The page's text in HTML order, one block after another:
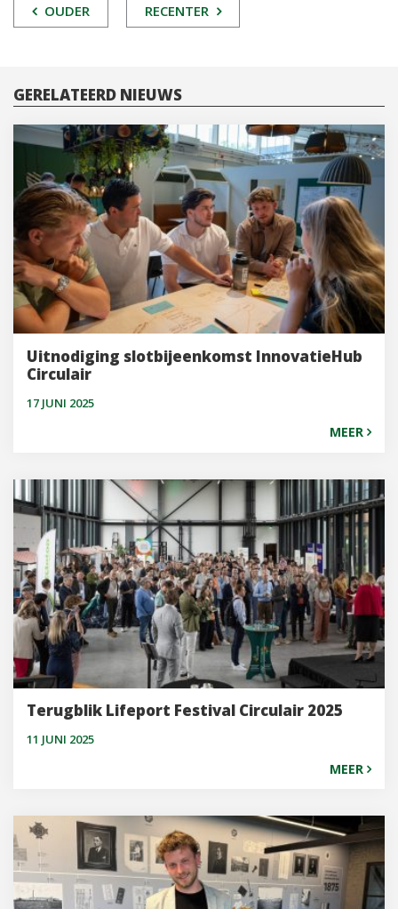
POST
OUDER RECENTER
GERELATEERD NIEUWS
Uitnodiging slotbijeenkomst InnovatieHub
Circulair
17 JUNI 2025
MEER
Terugblik Lifeport Festival Circulair 2025
11 JUNI 2025
MEER